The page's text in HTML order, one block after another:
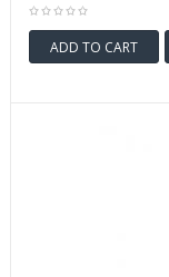
ADD TO CART